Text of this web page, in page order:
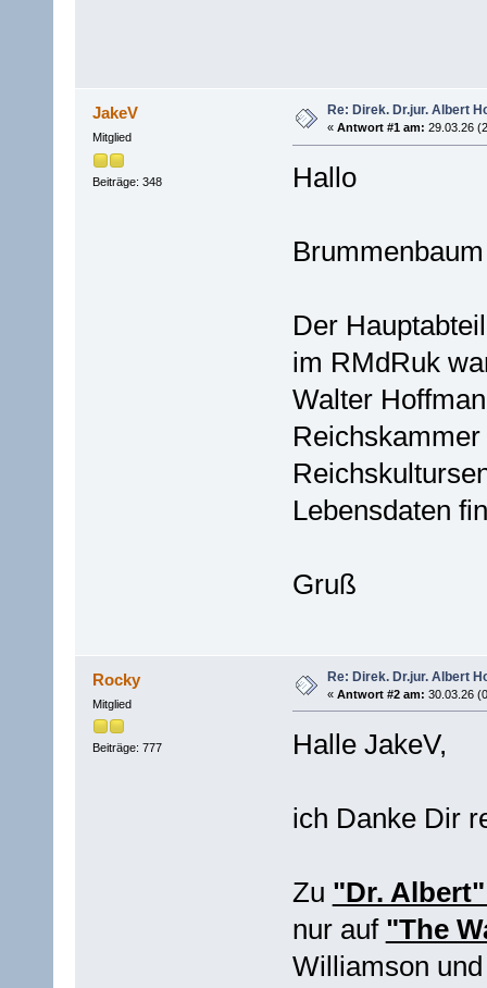
JakeV
Mitglied
Beiträge: 348
Re: Direk. Dr.jur. Albert
« Antwort #1 am: 29.03.26
Hallo
Der
im RMdRuk
Walter
Lebensdaten
Gruß
Rocky
Mitglied
Beiträge: 777
Re: Direk. Dr.jur. Albert
« Antwort #2 am: 30.03.26
Halle JakeV,
ich Danke Dir
Zu "Dr.
nur auf "The
Williamson